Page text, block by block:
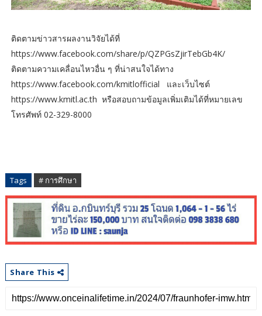
ติดตามข่าวสารผลงานวิจัยได้ที่
https://www.facebook.com/share/p/QZPGsZjirTebGb4K/
ติดตามความเคลื่อนไหวอื่น ๆ ที่น่าสนใจได้ทาง
https://www.facebook.com/kmitlofficial และเว็บไซต์
https://www.kmitl.ac.th หรือสอบถามข้อมูลเพิ่มเติมได้ที่หมายเลข
โทรศัพท์ 02-329-8000
Tags # การศึกษา
Share This